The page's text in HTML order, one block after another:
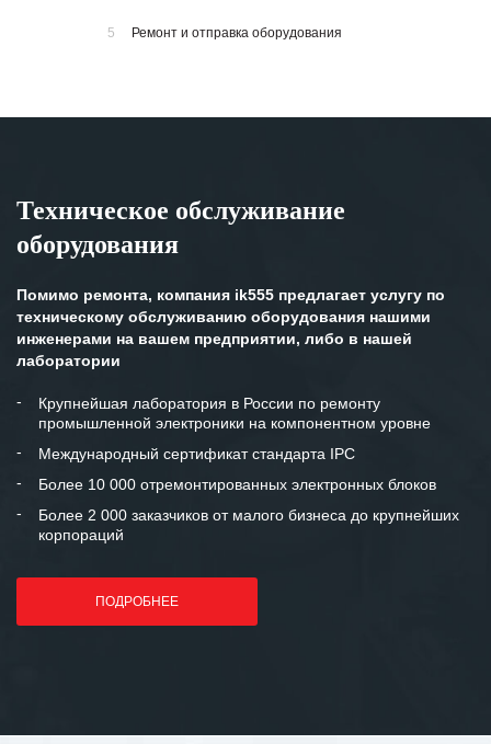
5 Ремонт и отправка оборудования
Техническое обслуживание
оборудования
Помимо ремонта, компания ik555 предлагает услугу по
техническому обслуживанию оборудования нашими
инженерами на вашем предприятии, либо в нашей
лаборатории
Крупнейшая лаборатория в России по ремонту
промышленной электроники на компонентном уровне
Международный сертификат стандарта IPC
Более 10 000 отремонтированных электронных блоков
Более 2 000 заказчиков от малого бизнеса до крупнейших
корпораций
ПОДРОБНЕЕ